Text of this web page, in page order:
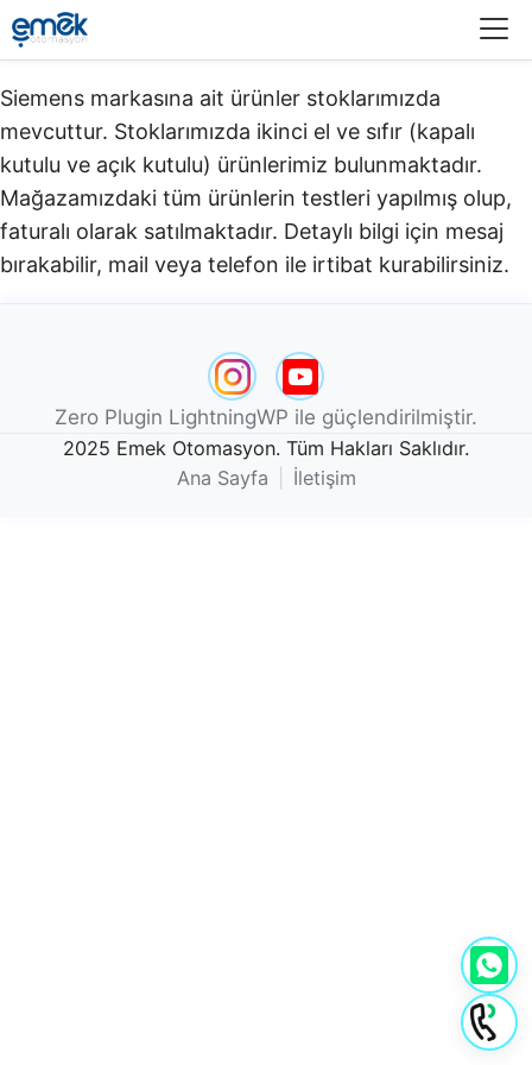
Siemens markasına ait ürünler stoklarımızda
mevcuttur. Stoklarımızda ikinci el ve sıfır (kapalı
kutulu ve açık kutulu) ürünlerimiz bulunmaktadır.​
Mağazamızdaki tüm ürünlerin testleri yapılmış olup,
faturalı olarak satılmaktadır. Detaylı bilgi için mesaj
bırakabilir, mail veya telefon ile irtibat kurabilirsiniz.
Zero Plugin LightningWP ile güçlendirilmiştir.
2025 Emek Otomasyon. Tüm Hakları Saklıdır.
Ana Sayfa
İletişim